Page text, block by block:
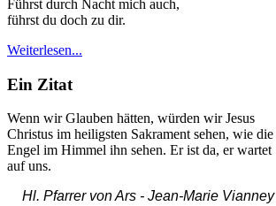
Führst durch Nacht mich auch,
führst du doch zu dir.
Weiterlesen...
Ein Zitat
Wenn wir Glauben hätten, würden wir Jesus
Christus im heiligsten Sakrament sehen, wie die
Engel im Himmel ihn sehen. Er ist da, er wartet
auf uns.
Hl. Pfarrer von Ars -Jean-Marie Vianney